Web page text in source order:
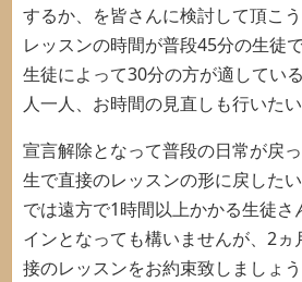
するか、を皆さんに検討して頂こう
レッスンの時間が普段45分の生徒
生徒によって30分の方が適してい
人一人、お時間の見直しも行いたい
宣言解除となって普段の日常が戻
生で直接のレッスンの形に戻した
では遠方で1時間以上かかる生徒さ
インとなっても構いませんが、2ヵ
接のレッスンをお約束致しましょう